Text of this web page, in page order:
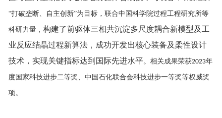
“打破垄断、自主创新”为目标，联合中国科学院过程工程研究所等
科研力量， 构建了前驱体三相共沉淀多尺度耦合新模型及工
业反应结晶过程新算法 ，成功开发出核心装备及柔性设计
技术，实现关键指标达到 国际先进水平。相关成果荣获2023年
度国家科技进步二等奖、中国石化联合会科技进步一等奖等权威奖
项。